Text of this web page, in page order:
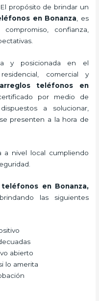
propósito de brindar un
en Bonanza , es
confianza,
y posicionada en el
comercial y
arreglos teléfonos en
por medio de
a solucionar,
presenten a la hora de
a nivel local cumpliendo
teléfonos en Bonanza,
las siguientes
abierto
lo amerita